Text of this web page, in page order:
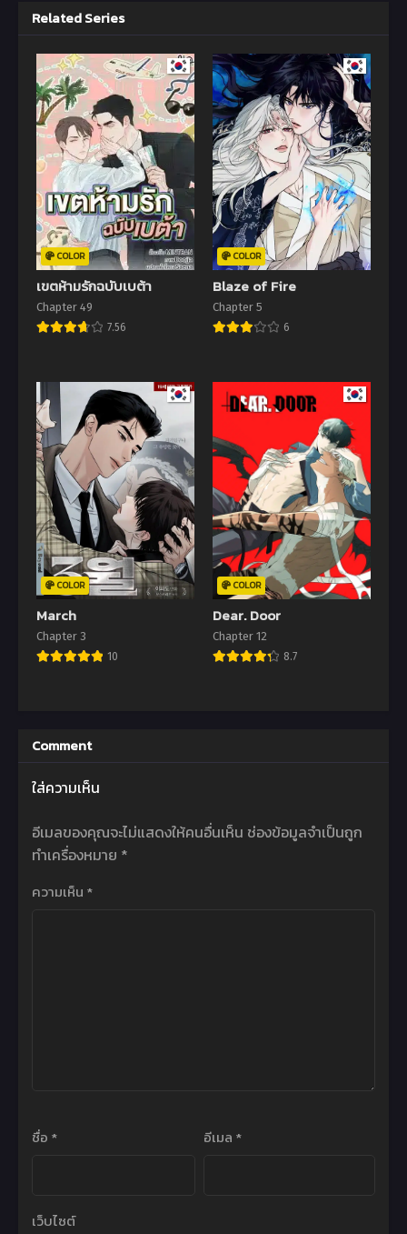
Related Series
COLOR
เขตห้ามรักฉบับเบต้า
Chapter 49
7.56
COLOR
Blaze of Fire
Chapter 5
6
COLOR
March
Chapter 3
10
COLOR
Dear. Door
Chapter 12
8.7
Comment
ใส่ความเห็น
อีเมลของคุณจะไม่แสดงให้คนอื่นเห็น ช่องข้อมูลจำเป็นถูก
ทำเครื่องหมาย *
ความเห็น *
ชื่อ * อีเมล *
เว็บไซต์